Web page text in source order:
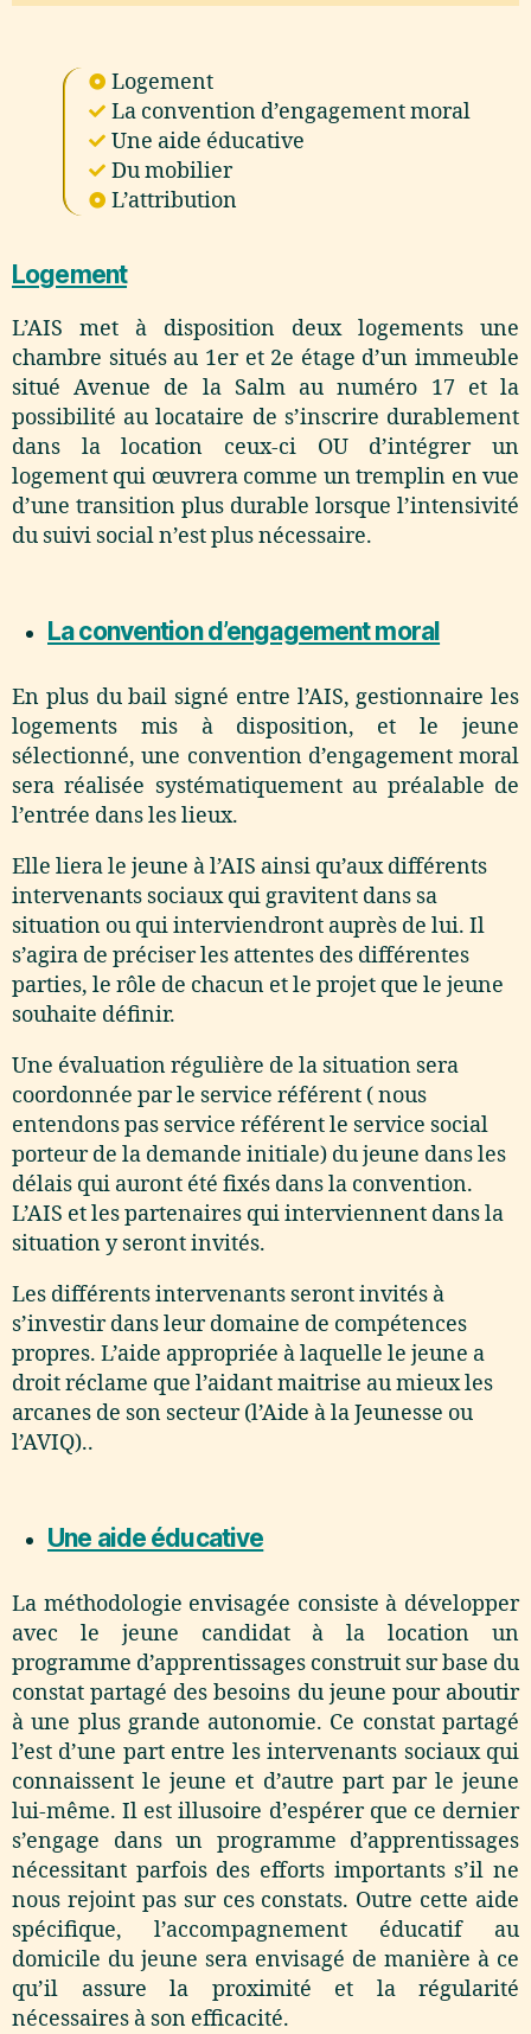
Logement
La convention d’engagement moral
Une aide éducative
Du mobilier
L’attribution
Logement
L’AIS met à disposition deux logements une
chambre situés au 1er et 2e étage d’un immeuble
situé Avenue de la Salm au numéro 17 et la
possibilité au locataire de s’inscrire durablement
dans la location ceux-ci OU d’intégrer un
logement qui œuvrera comme un tremplin en vue
d’une transition plus durable lorsque l’intensivité
du suivi social n’est plus nécessaire.
La convention d’engagement moral
En plus du bail signé entre l’AIS, gestionnaire les
logements mis à disposition, et le jeune
sélectionné, une convention d’engagement moral
sera réalisée systématiquement au préalable de
l’entrée dans les lieux.
Elle liera le jeune à l’AIS ainsi qu’aux différents
intervenants sociaux qui gravitent dans sa
situation ou qui interviendront auprès de lui. Il
s’agira de préciser les attentes des différentes
parties, le rôle de chacun et le projet que le jeune
souhaite définir.
Une évaluation régulière de la situation sera
coordonnée par le service référent ( nous
entendons pas service référent le service social
porteur de la demande initiale) du jeune dans les
délais qui auront été fixés dans la convention.
L’AIS et les partenaires qui interviennent dans la
situation y seront invités.
Les différents intervenants seront invités à
s’investir dans leur domaine de compétences
propres. L’aide appropriée à laquelle le jeune a
droit réclame que l’aidant maitrise au mieux les
arcanes de son secteur (l’Aide à la Jeunesse ou
l’AVIQ)..
Une aide éducative
La méthodologie envisagée consiste à développer
avec le jeune candidat à la location un
programme d’apprentissages construit sur base du
constat partagé des besoins du jeune pour aboutir
à une plus grande autonomie. Ce constat partagé
l’est d’une part entre les intervenants sociaux qui
connaissent le jeune et d’autre part par le jeune
lui-même. Il est illusoire d’espérer que ce dernier
s’engage dans un programme d’apprentissages
nécessitant parfois des efforts importants s’il ne
nous rejoint pas sur ces constats. Outre cette aide
spécifique, l’accompagnement éducatif au
domicile du jeune sera envisagé de manière à ce
qu’il assure la proximité et la régularité
nécessaires à son efficacité.